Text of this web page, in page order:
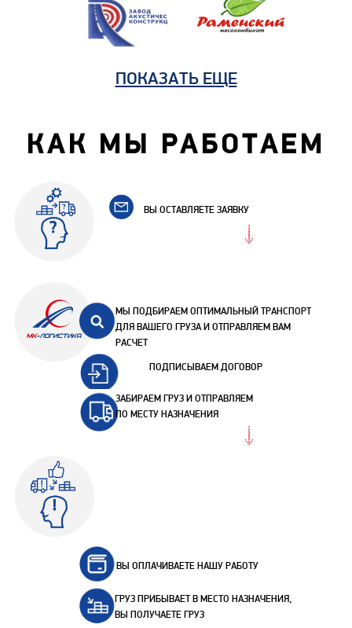
ПОКАЗАТЬ ЕЩЕ
КАК МЫ РАБОТАЕМ
ВЫ ОСТАВЛЯЕТЕ ЗАЯВКУ
МЫ ПОДБИРАЕМ ОПТИМАЛЬНЫЙ ТРАНСПОРТ
ДЛЯ ВАШЕГО ГРУЗА И ОТПРАВЛЯЕМ ВАМ
РАСЧЕТ
ПОДПИСЫВАЕМ ДОГОВОР
ЗАБИРАЕМ ГРУЗ И ОТПРАВЛЯЕМ
ПО МЕСТУ НАЗНАЧЕНИЯ
ВЫ ОПЛАЧИВАЕТЕ НАШУ РАБОТУ
ГРУЗ ПРИБЫВАЕТ В МЕСТО НАЗНАЧЕНИЯ,
ВЫ ПОЛУЧАЕТЕ ГРУЗ